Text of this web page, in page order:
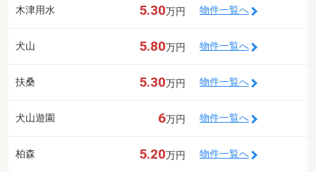
木津用水 5.30万円 物件一覧へ
犬山 5.80万円 物件一覧へ
扶桑 5.30万円 物件一覧へ
犬山遊園 6万円 物件一覧へ
柏森 5.20万円 物件一覧へ